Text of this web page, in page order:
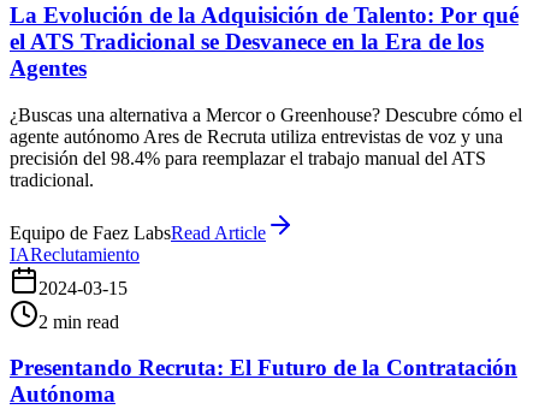
La Evolución de la Adquisición de Talento: Por qué
el ATS Tradicional se Desvanece en la Era de los
Agentes
¿Buscas una alternativa a Mercor o Greenhouse? Descubre cómo el
agente autónomo Ares de Recruta utiliza entrevistas de voz y una
precisión del 98.4% para reemplazar el trabajo manual del ATS
tradicional.
Equipo de Faez LabsRead Article
IAReclutamiento
2024-03-15
2 min read
Presentando Recruta: El Futuro de la Contratación
Autónoma